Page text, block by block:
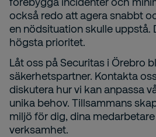
också redo att agera snabbt
en nödsituation skulle uppstå.
högsta prioritet.
Låt oss på Securitas i Örebro
säkerhetspartner. Kontakta
diskutera hur vi kan anpassa
unika behov. Tillsammans
miljö för dig, dina
verksamhet.